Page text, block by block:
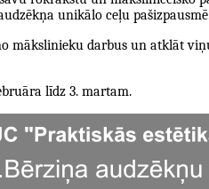
unikālo ceļu
mākslinieku darbus un atklāt
līdz 3. martam.